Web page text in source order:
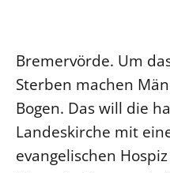
Bremervörde. Um
Sterben machen
Bogen. Das will die
Landeskirche mit
evangelischen
Personalausschuss
LANDESKIRCHENAMT
Willkommen
Kollegium
Abteilungen des
Glaubensbekenntnis
Ökumene
Religionen
KLIMASCHUTZ
Nachhaltigkeit
Erneuerbare
Mobilität
Naturschutz
Datenschutz
Kontakt
Barrierefreiheit
Presse
Freie Stellen
Service für